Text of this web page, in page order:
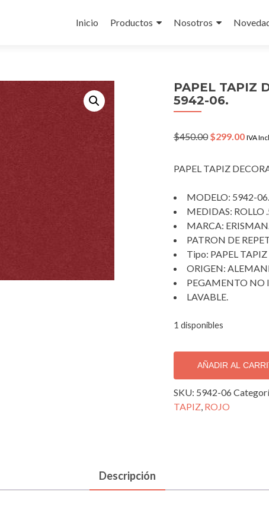
to
Inicio Productos Nosotros
PAPEL TAPIZ
5942-06.
$450.00 Original
$450.00.
$299.00 IVA
PAPEL TAPIZ
MODELO: 5942-06.
MEDIDAS: ROLLO
MARCA:
PATRON DE
Tipo: PAPEL
ORIGEN:
PEGAMENTO NO
LAVABLE.
1 disponibles
PAPEL
TAPIZ
DECORATIVO
IMPORTADO,
5942-
AÑADIR AL
SKU: 5942-06
TAPIZ, ROJO
Descripción